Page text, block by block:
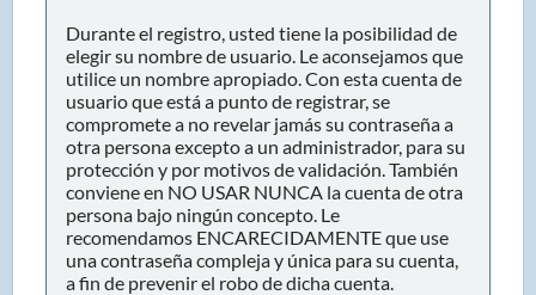
Durante el registro, usted tiene la posibilidad de
elegir su nombre de usuario. Le aconsejamos que
utilice un nombre apropiado. Con esta cuenta de
usuario que está a punto de registrar, se
compromete a no revelar jamás su contraseña a
otra persona excepto a un administrador, para su
protección y por motivos de validación. También
conviene en NO USAR NUNCA la cuenta de otra
persona bajo ningún concepto. Le
recomendamos ENCARECIDAMENTE que use
una contraseña compleja y única para su cuenta,
a fin de prevenir el robo de dicha cuenta.